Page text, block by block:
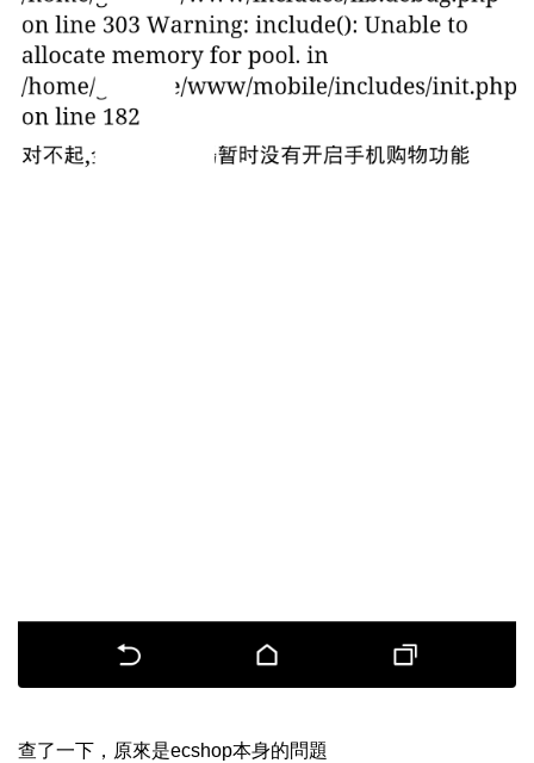
查了一下，原來是ecshop本身的問題